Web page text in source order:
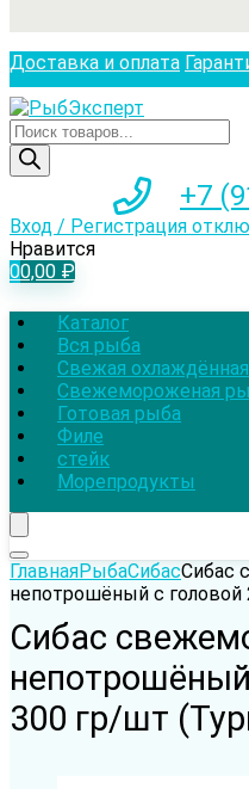
Доставка и оплата
Поиск
товаров
+7
Вход / Регистрация
Нравится
00,00 ₽
Каталог
Вся рыба
Свежая
Свежемороженая
Готовая рыба
Филе
стейк
Морепродукты
ГлавнаяРыбаСибасСибас
непотрошёный с
Сибас
300 гр/шт